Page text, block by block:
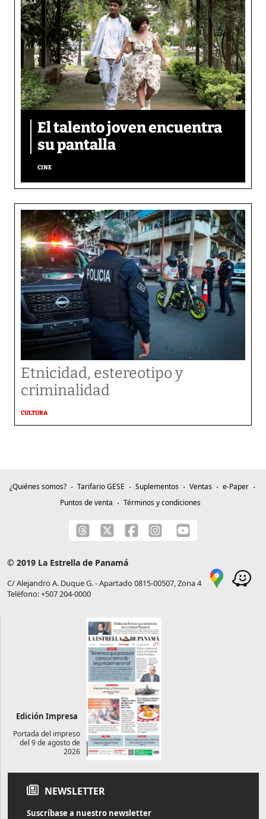
El talento joven encuentra
su pantalla​
CINE
Etnicidad, estereotipo y
criminalidad
CULTURA
¿Quiénes somos? Tarifario GESE Suplementos Ventas
e-Paper
Puntos de venta
Términos y condiciones
© 2019 La Estrella de Panamá
C/ Alejandro A. Duque G. - Apartado 0815-00507, Zona 4
Teléfono: +507 204-0000
Edición Impresa
Portada del impreso
del 9 de agosto de
2026
NEWSLETTER
Suscríbase a nuestro newsletter